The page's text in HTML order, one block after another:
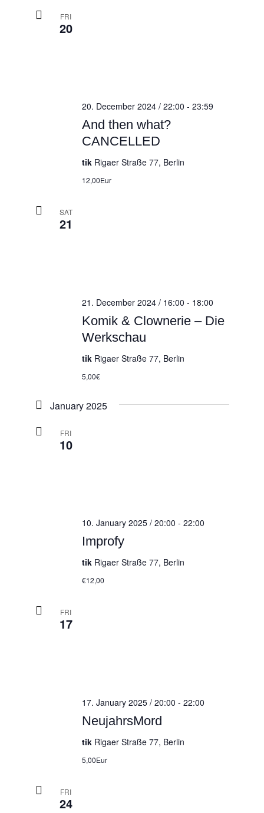
FRI
20
And then what?
CANCELLED
20. December 2024 / 22:00 - 23:59
tik Rigaer Straße 77, Berlin
12,00Eur
SAT
21
Komik & Clownerie – Die
Werkschau
21. December 2024 / 16:00 - 18:00
tik Rigaer Straße 77, Berlin
5,00€
January 2025
FRI
10
Improfy
10. January 2025 / 20:00 - 22:00
tik Rigaer Straße 77, Berlin
€12,00
FRI
17
NeujahrsMord
17. January 2025 / 20:00 - 22:00
tik Rigaer Straße 77, Berlin
5,00Eur
FRI
24